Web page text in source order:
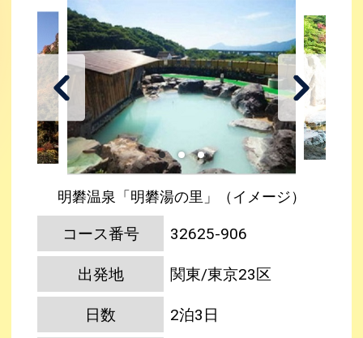
明礬温泉「明礬湯の里」（イメージ）
コース番号 32625-906
出発地 関東/東京23区
日数 2泊3日